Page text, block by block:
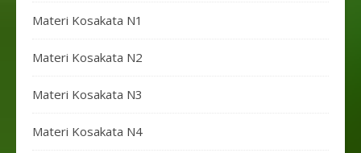
Materi Kosakata N1
Materi Kosakata N2
Materi Kosakata N3
Materi Kosakata N4